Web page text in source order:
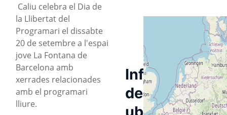
Caliu celebra el Dia de
la Llibertat del
Programari el dissabte
20 de setembre a l'espai
jove La Fontana de
Barcelona amb
xerrades relacionades
amb el programari
lliure.
Información
de